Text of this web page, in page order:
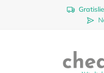
Zum Hauptinhalt springen